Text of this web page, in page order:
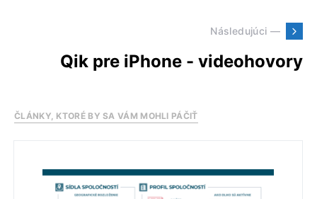
Následujúci —
Qik pre iPhone - videohovory
ČLÁNKY, KTORÉ BY SA VÁM MOHLI PÁČIŤ